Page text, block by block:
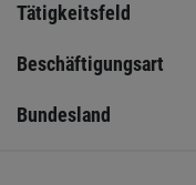
Tätigkeitsfeld
Beschäftigungsart
Bundesland